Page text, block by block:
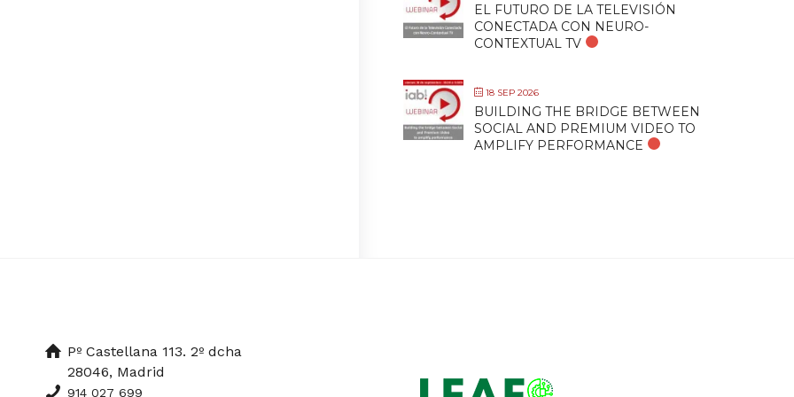
EL FUTURO DE LA TELEVISIÓN
CONECTADA CON NEURO-
CONTEXTUAL TV
18 SEP 2026
BUILDING THE BRIDGE BETWEEN
SOCIAL AND PREMIUM VIDEO TO
AMPLIFY PERFORMANCE
Pº Castellana 113. 2º dcha
28046, Madrid
914 027 699